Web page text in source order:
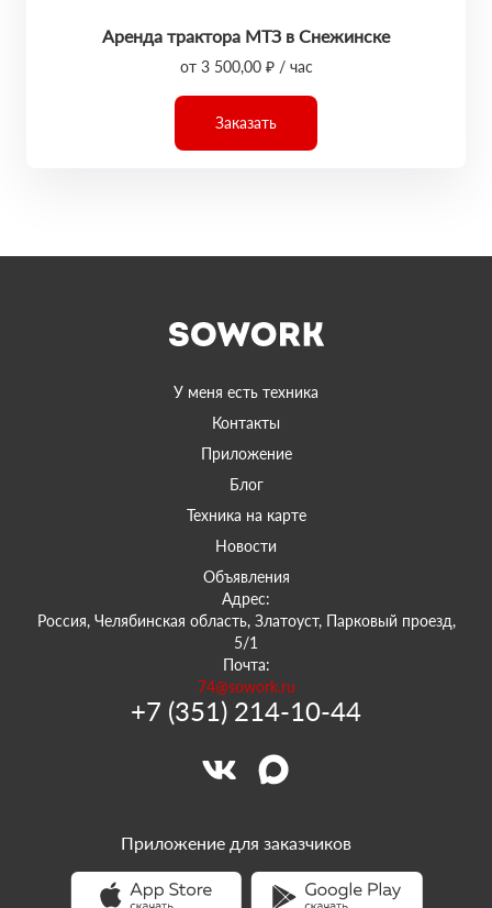
Аренда трактора МТЗ в Снежинске
от 3 500,00 ₽ / час
Заказать
У меня есть техника
Контакты
Приложение
Блог
Техника на карте
Новости
Объявления
Адрес:
Россия, Челябинская область, Златоуст, Парковый проезд,
5/1
Почта:
74@sowork.ru
+7 (351) 214-10-44
Приложение для заказчиков